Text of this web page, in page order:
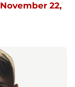
November 22,